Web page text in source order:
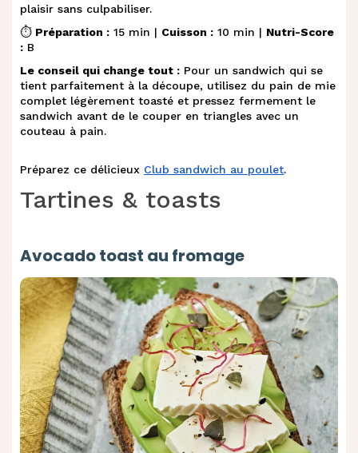
plaisir sans culpabiliser.
⏱️ Préparation : 15 min | Cuisson : 10 min | Nutri-Score
: B
Le conseil qui change tout : Pour un sandwich qui se
tient parfaitement à la découpe, utilisez du pain de mie
complet légèrement toasté et pressez fermement le
sandwich avant de le couper en triangles avec un
couteau à pain.
Préparez ce délicieux Club sandwich au poulet.
Tartines & toasts
Avocado toast au fromage